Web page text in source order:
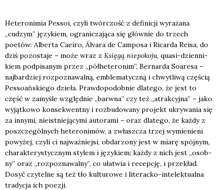
Hete­ro­ni­mia Pes­soi, czy­li twór­czość z defi­ni­cji wyra­ża­na
„cudzym” języ­kiem, ogra­ni­cza­ją­ca się głów­nie do trzech
poetów: Alber­ta Caeiro, Álva­ra de Cam­po­sa i Ricar­da Reisa, do
dziś pozo­sta­je – może wraz z Księ­gą nie­po­ko­ju, quasi-dzien­ni­
kiem pod­pi­sa­nym przez „pół­he­te­ro­nim”, Ber­nar­da Soare­sa –
naj­bar­dziej roz­po­zna­wal­ną, emble­ma­tycz­ną i chwy­tli­wą czę­ścią
Pes­so­ań­skie­go dzie­ła. Praw­do­po­dob­nie dla­te­go, że jest to
część w zamy­śle względ­nie „barw­na” czy też „atrak­cyj­na” – jako
wyjąt­ko­wo kon­se­kwent­ny i roz­bu­do­wa­ny pro­jekt ukry­wa­nia się
za inny­mi, nie­ist­nie­ją­cy­mi auto­ra­mi – oraz dla­te­go, że każ­dy z
poszcze­gól­nych hete­ro­ni­mów, a zwłasz­cza trzej wymie­nie­ni
powy­żej, czy­li ci naj­waż­niej­si, obda­rzo­ny jest w mia­rę spój­nym,
cha­rak­te­ry­stycz­nym sty­lem i języ­kiem; każ­dy z nich jest „osob­
ny” oraz „roz­po­zna­wal­ny”, co uła­twia i recep­cję, i prze­kład.
Dosyć czy­tel­ne są też tło kul­tu­ro­we i lite­rac­ko-inte­lek­tu­al­na
tra­dy­cja ich poezji.